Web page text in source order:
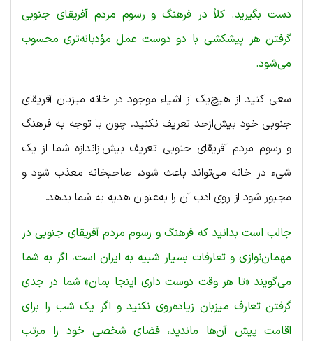
دست بگیرید. کلاً در فرهنگ و رسوم مردم آفریقای جنوبی
گرفتن هر پیشکشی با دو دوست عمل مؤدبانه‌تری محسوب
می‌شود.
سعی کنید از هیچ‌یک از اشیاء موجود در خانه میزبان آفریقای
جنوبی خود بیش‌ازحد تعریف نکنید. چون با توجه به فرهنگ
و رسوم مردم آفریقای جنوبی تعریف بیش‌ازاندازه شما از یک
شیء در خانه می‌تواند باعث شود، صاحبخانه معذب شود و
مجبور شود از روی ادب آن را به‌عنوان هدیه به شما بدهد.
جالب است بدانید که فرهنگ و رسوم مردم آفریقای جنوبی در
مهمان‌نوازی و تعارفات بسیار شبیه به ایران است، اگر به شما
می‌گویند «تا هر وقت دوست داری اینجا بمان» شما در جدی
گرفتن تعارف میزبان زیاده‌روی نکنید و اگر یک شب را برای
اقامت پیش آن‌ها ماندید، فضای شخصی خود را مرتب